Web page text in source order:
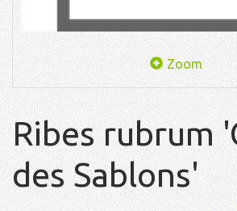
Zoom
Ribes rubrum
des Sablons'